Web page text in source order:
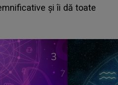
despre mama
eu nu te iubesc pentru